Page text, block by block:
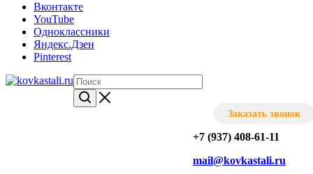
Вконтакте
YouTube
Одноклассники
Яндекс.Дзен
Pinterest
Заказать звонок
+7 (937) 408-61-11
mail@kovkastali.ru